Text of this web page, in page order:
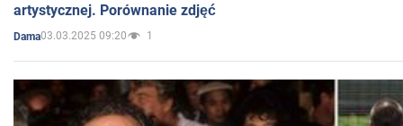
artystycznej. Porównanie zdjęć
Dama03.03.2025 09:20 1